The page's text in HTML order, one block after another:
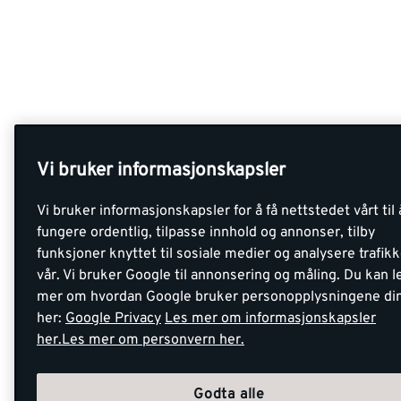
Vi bruker informasjonskapsler
Vi bruker informasjonskapsler for å få nettstedet vårt til
fungere ordentlig, tilpasse innhold og annonser, tilby
funksjoner knyttet til sosiale medier og analysere
vår. Vi bruker Google til annonsering og måling. Du kan
mer om hvordan Google bruker personopplysningene
her: Google Privacy Les mer om informasjonskapsler
her.Les mer om personvern her.
Godta alle